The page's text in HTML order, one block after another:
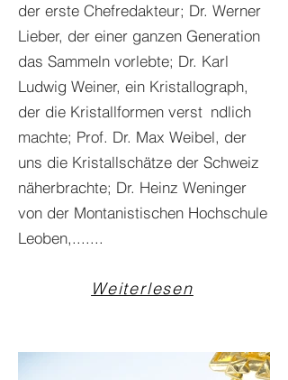
der erste Chefredakteur; Dr. Werner
Lieber, der einer ganzen Generation
das Sammeln vorlebte; Dr. Karl
Ludwig Weiner, ein Kristallograph,
der die Kristallformen verst ndlich
machte; Prof. Dr. Max Weibel, der
uns die Kristallschätze der Schweiz
näherbrachte; Dr. Heinz Weninger
von der Montanistischen Hochschule
Leoben,.......
Weiterlesen